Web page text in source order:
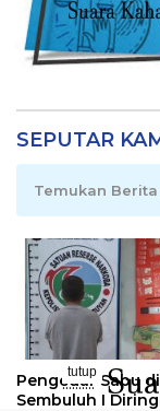
SEPUTAR
Temukan
Pengedar Sabu
Sembuluh I
tutup
..........